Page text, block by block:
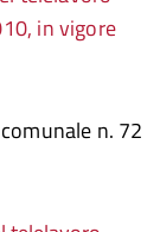
in vigore
n. 72